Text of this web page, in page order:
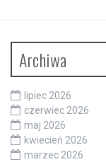
Archiwa
lipiec 2026
czerwiec 2026
maj 2026
kwiecień 2026
marzec 2026